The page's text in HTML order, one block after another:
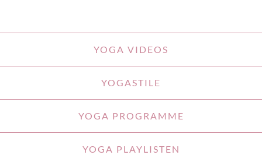
YOGA VIDEOS
YOGASTILE
YOGA PROGRAMME
YOGA PLAYLISTEN